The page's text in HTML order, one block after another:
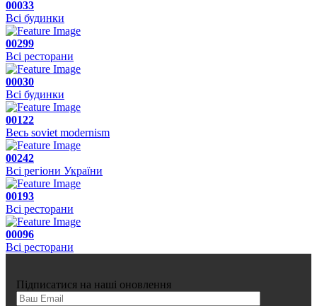
00033
Всі будинки
00299
Всі ресторани
00030
Всі будинки
00122
Весь soviet modernism
00242
Всі регіони України
00193
Всі ресторани
00096
Всі ресторани
Підписатися на наші оновлення